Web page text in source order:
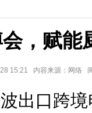
，赋能
15:21 内容来源：网络
出口跨